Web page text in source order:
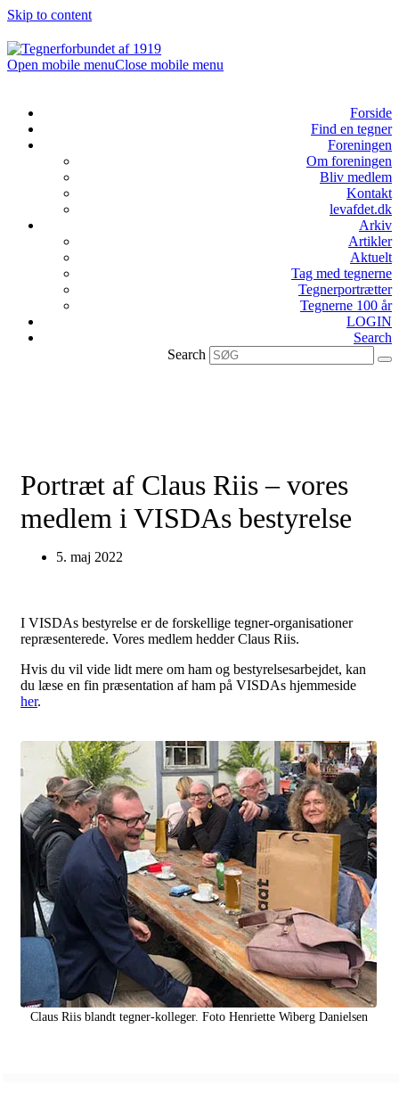
Skip to content
Open mobile menuClose mobile menu
Forside
Find en tegner
Foreningen
Om foreningen
Bliv medlem
Kontakt
levafdet.dk
Arkiv
Artikler
Aktuelt
Tag med tegnerne
Tegnerportrætter
Tegnerne 100 år
LOGIN
Search
Search
Portræt af Claus Riis – vores
medlem i VISDAs bestyrelse
5. maj 2022
I VISDAs bestyrelse er de forskellige tegner-organisationer
repræsenterede. Vores medlem hedder Claus Riis.
Hvis du vil vide lidt mere om ham og bestyrelsesarbejdet, kan
du læse en fin præsentation af ham på VISDAs hjemmeside
her.
Claus Riis blandt tegner-kolleger. Foto Henriette Wiberg Danielsen